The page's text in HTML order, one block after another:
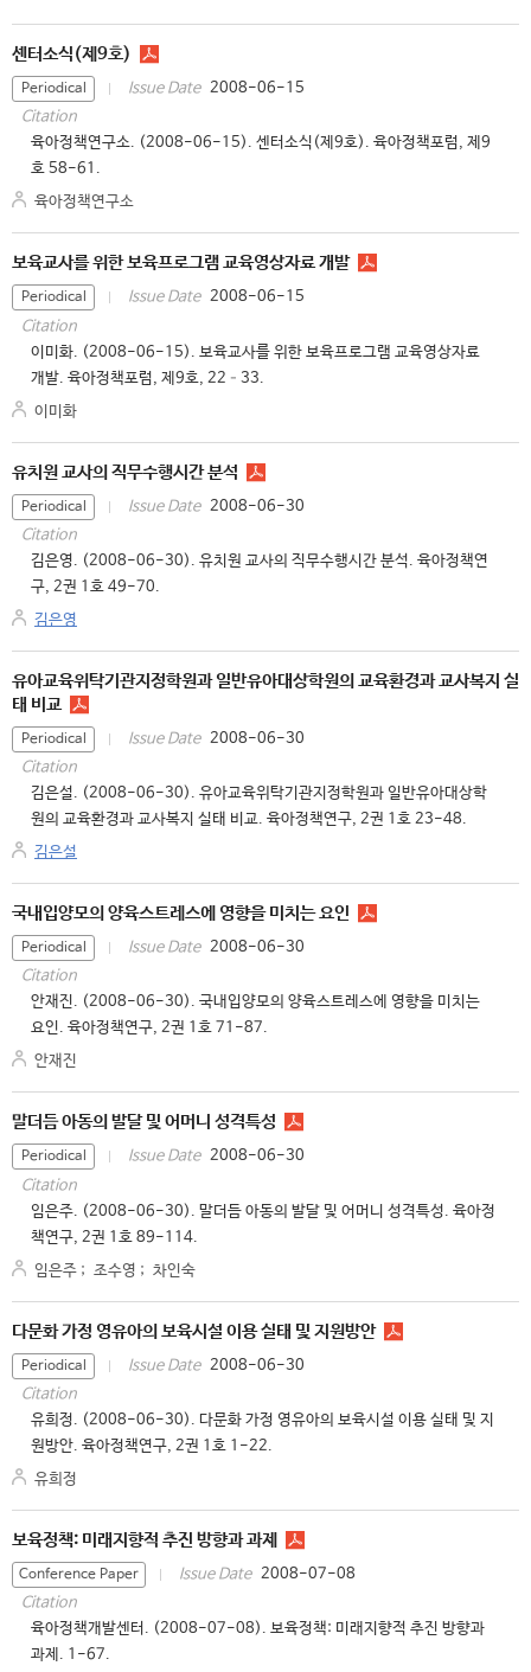
센터소식(제9호)
Periodical Issue Date 2008-06-15
Citation
육아정책연구소. (2008-06-15). 센터소식(제9호). 육아정책포럼, 제9
호 58-61.
육아정책연구소
보육교사를 위한 보육프로그램 교육영상자료 개발
Periodical Issue Date 2008-06-15
Citation
이미화. (2008-06-15). 보육교사를 위한 보육프로그램 교육영상자료
개발. 육아정책포럼, 제9호, 22–33.
이미화
유치원 교사의 직무수행시간 분석
Periodical Issue Date 2008-06-30
Citation
김은영. (2008-06-30). 유치원 교사의 직무수행시간 분석. 육아정책연
구, 2권 1호 49-70.
김은영
유아교육위탁기관지정학원과 일반유아대상학원의 교육환경과 교사복지 실
태 비교
Periodical Issue Date 2008-06-30
Citation
김은설. (2008-06-30). 유아교육위탁기관지정학원과 일반유아대상학
원의 교육환경과 교사복지 실태 비교. 육아정책연구, 2권 1호 23-48.
김은설
국내입양모의 양육스트레스에 영향을 미치는 요인
Periodical Issue Date 2008-06-30
Citation
안재진. (2008-06-30). 국내입양모의 양육스트레스에 영향을 미치는
요인. 육아정책연구, 2권 1호 71-87.
안재진
말더듬 아동의 발달 및 어머니 성격특성
Periodical Issue Date 2008-06-30
Citation
임은주. (2008-06-30). 말더듬 아동의 발달 및 어머니 성격특성. 육아정
책연구, 2권 1호 89-114.
임은주 ; 조수영 ; 차인숙
다문화 가정 영유아의 보육시설 이용 실태 및 지원방안
Periodical Issue Date 2008-06-30
Citation
유희정. (2008-06-30). 다문화 가정 영유아의 보육시설 이용 실태 및 지
원방안. 육아정책연구, 2권 1호 1-22.
유희정
보육정책: 미래지향적 추진 방향과 과제
Conference Paper Issue Date 2008-07-08
Citation
육아정책개발센터. (2008-07-08). 보육정책: 미래지향적 추진 방향과
과제. 1-67.